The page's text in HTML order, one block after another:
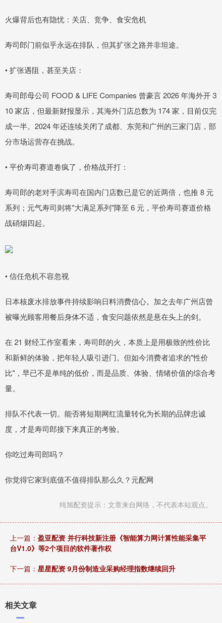
火爆背后也有隐忧：关店、竞争、食安危机
寿司郎门前似乎永远在排队，但其扩张之路并非坦途。
• 扩张遇阻，甚至关店：
寿司郎母公司 FOOD & LIFE Companies 曾豪言 2026 年海外开 3
10 家店，但最新财报显示，其海外门店总数为 174 家，目前仅完
成一半。2024 年还连续关闭了成都、东莞和广州的三家门店，部
分市场运营存在挑战。
• 平价寿司赛道卷疯了，价格战开打：
寿司郎的老对手滨寿司在国内门店数已是它的近两倍，也推 8 元
系列；元气寿司则将"大满足系列"降至 6 元，平价寿司赛道价格
战硝烟四起。
• 信任危机不容忽视
日本核废水排放事件持续影响日料消费信心。加之去年广州店曾
被曝光顾客用餐后身体不适，食安问题依然是悬在头上的剑。
在 21 财经工作室看来，寿司郎的火，本质上是用极致的性价比
和新鲜的体验，把年轻人吸引进门。但如今消费者追求的"性价
比"，早已不是单纯的低价，而是品质、体验、情绪价值的综合考
量。
排队不代表一切。能否将短期网红流量转化为长期的品牌忠诚
度，才是寿司郎接下来真正的考验。
你吃过寿司郎吗？
你觉得它家到底值不值得排队那么久？元配网
纯旭配资提示：文章来自网络，不代表本站观点。
上一篇： 盈亚配资 并行科技新注册《智能算力网计算性能采集平
台V1.0》等2个项目的软件著作权
下一篇： 星星配资 9月份制造业采购经理指数继续回升
相关文章